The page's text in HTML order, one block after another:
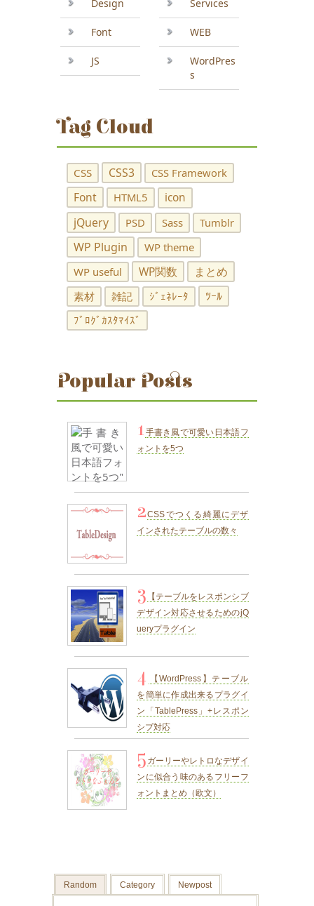
Design
Font
JS
Services
WEB
WordPres
s
Tag Cloud
CSS CSS3 CSS Framework
Font HTML5 icon
jQuery PSD Sass Tumblr
WP Plugin
WP theme
WP useful
WP関数 まとめ
素材 雑記 ｼﾞｪﾈﾚｰﾀ ﾂｰﾙ
ﾌﾞﾛｸﾞｶｽﾀﾏｲｽﾞ
Popular Posts
1 手書き風で可愛い日本語フ
ォントを5つ
2CSSでつくる綺麗にデザ
インされたテーブルの数々
3
【テーブルをレスポンシブ
デザイン対応させるためのjQ
ueryプラグイン
4
【WordPress】テーブル
を簡単に作成出来るプラグイ
ン「TablePress」+レスポン
シブ対応
5 ガーリーやレトロなデザイ
ンに似合う味のあるフリーフ
ォントまとめ（欧文）
Random Category Newpost